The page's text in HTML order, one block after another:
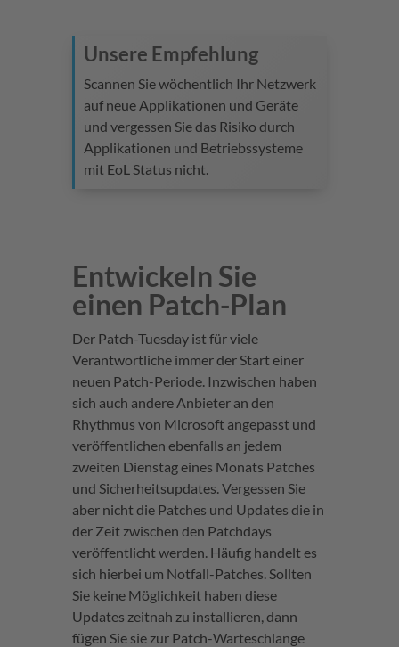
Unsere Empfehlung
Scannen Sie wöchentlich Ihr Netzwerk
auf neue Applikationen und Geräte
und vergessen Sie das Risiko durch
Applikationen und Betriebssysteme
mit EoL Status nicht.
Entwickeln Sie
einen Patch-Plan
Der Patch-Tuesday ist für viele
Verantwortliche immer der Start einer
neuen Patch-Periode. Inzwischen haben
sich auch andere Anbieter an den
Rhythmus von Microsoft angepasst und
veröffentlichen ebenfalls an jedem
zweiten Dienstag eines Monats Patches
und Sicherheitsupdates. Vergessen Sie
aber nicht die Patches und Updates die in
der Zeit zwischen den Patchdays
veröffentlicht werden. Häufig handelt es
sich hierbei um Notfall-Patches. Sollten
Sie keine Möglichkeit haben diese
Updates zeitnah zu installieren, dann
fügen Sie sie zur Patch-Warteschlange